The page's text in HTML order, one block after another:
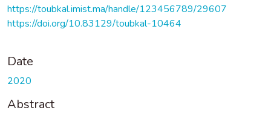
https://toubkal.imist.ma/handle/123456789/29607
https://doi.org/10.83129/toubkal-10464
Date
2020
Abstract